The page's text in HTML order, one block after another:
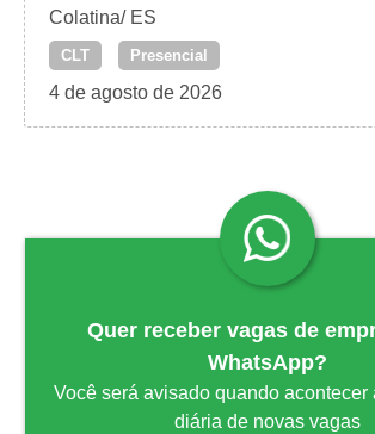
Colatina/ ES
CLT Presencial
4 de agosto de 2026
Quer receber vagas de
WhatsApp?
Você será avisado quando acontecer
diária de novas vagas